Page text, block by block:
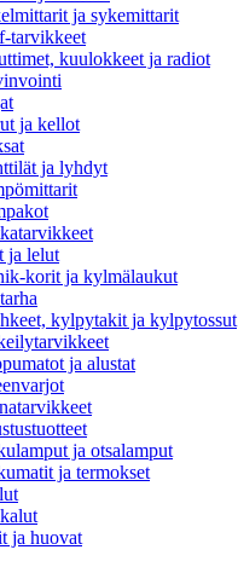
ja sykemittarit
tarvikkeet
kuulokkeet ja radiot
ja kellot
ja lyhdyt
ja lelut
korit ja kylmälaukut
kylpytakit ja kylpytossut
ja alustat
ja otsalamput
ja termokset
ja huovat